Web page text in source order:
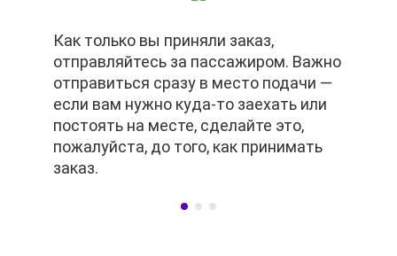
Нельзя просить пассажира отменить
заказ.
Как только вы приняли заказ,
отправляйтесь за пассажиром. Важно
отправиться сразу в место подачи —
если вам нужно куда-то заехать или
постоять на месте, сделайте это,
пожалуйста, до того, как принимать
заказ.
Когда доберётесь до нужного адреса,
нажимайте кнопку «На месте». В этот
момент вы действительно должны
быть на месте. Если нажмёте кнопку
заранее, то платное ожидание не
сработает.
Нельзя просить пассажира отменить
заказ.
Как только вы приняли заказ,
отправляйтесь за пассажиром. Важно
отправиться сразу в место подачи —
если вам нужно куда-то заехать или
постоять на месте, сделайте это,
пожалуйста, до того, как принимать
заказ.